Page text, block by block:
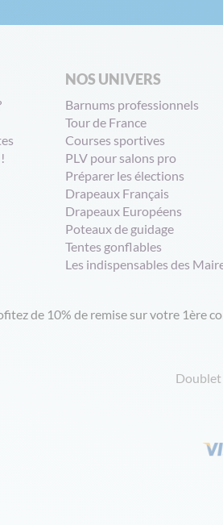
NOS UNIVERS
Barnums professionnels
Tour de France
Courses sportives
PLV pour salons pro
Préparer les élections
Drapeaux Français
Drapeaux Européens
Poteaux de guidage
Tentes gonflables
Les indispensables des
de 10% de remise sur votre 1ère
Doublet